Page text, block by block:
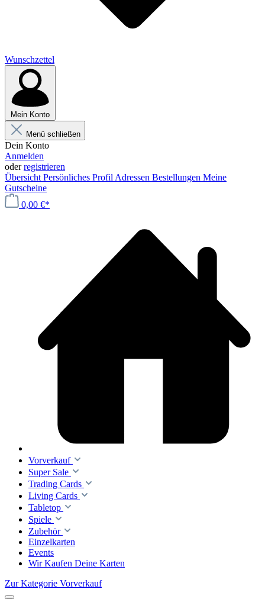
Wunschzettel
Mein Konto
Menü schließen
Dein Konto
Anmelden
oderregistrieren
Übersicht Persönliches Profil Adressen Bestellungen Meine
Gutscheine
0,00 €*
Vorverkauf
Super Sale
Trading Cards
Living Cards
Tabletop
Spiele
Zubehör
Einzelkarten
Events
Wir Kaufen Deine Karten
Zur Kategorie Vorverkauf